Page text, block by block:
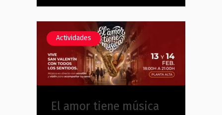
Actividades
El amor tiene música